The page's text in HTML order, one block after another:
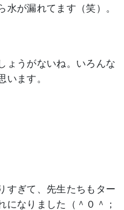
水が漏れてます（笑）。
ょうがないね。いろんな
います。
すぎて、先生たちもター
になりました（＾０＾；